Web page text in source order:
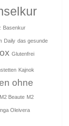
Basenkur
Daily das gesunde
Glutenfrei
Kajnok
ohne
M2 Beaute M2
Oleivera